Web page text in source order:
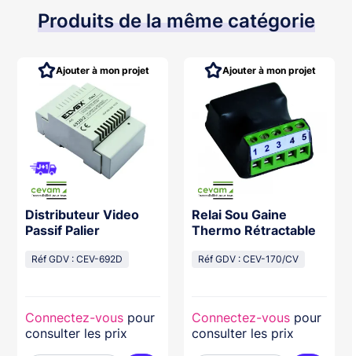
Produits de la même catégorie
Distributeur Video
Passif Palier
Réf GDV : CEV-692D
Connectez-vous pour
consulter les prix
Ajouter à mon projet
Relai Sou Gaine
Thermo Rétractable
Réf GDV : CEV-170/CV
Connectez-vous pour
consulter les prix
Ajouter à mon projet